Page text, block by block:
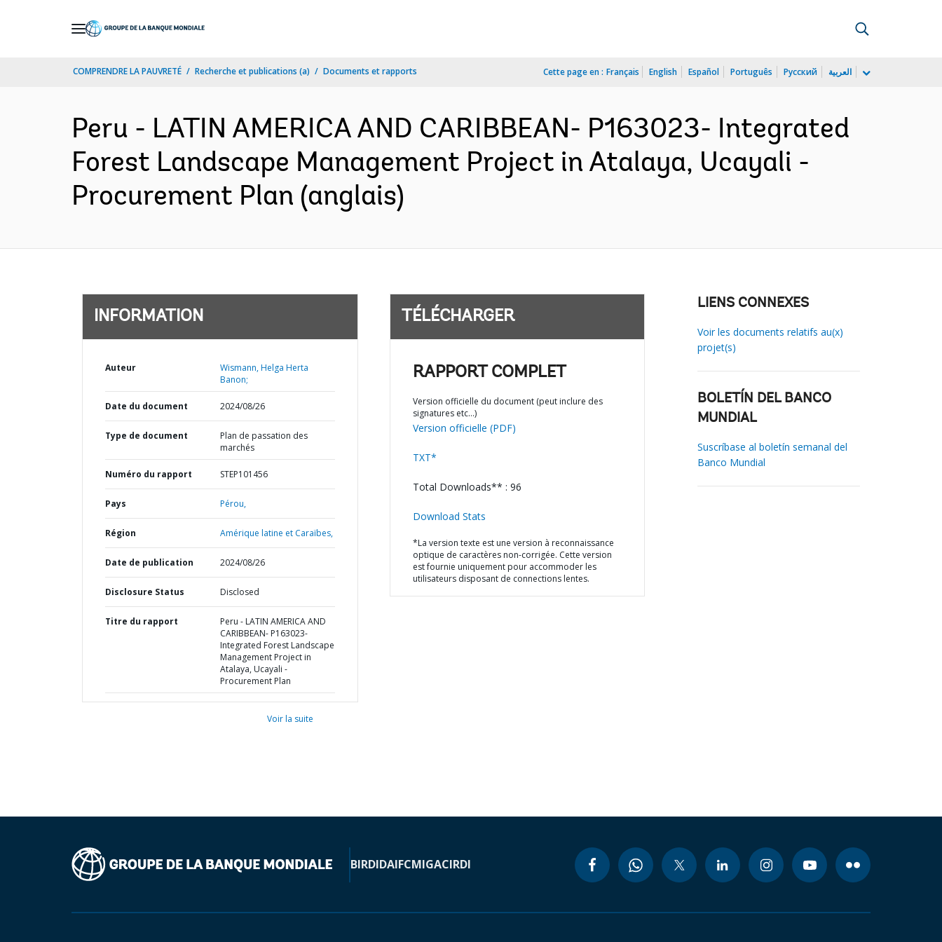
COMPRENDRE LA PAUVRETÉ Recherche et publications (a) Documents et rapports Cette page en : Français English Español Português Русский العربية
Peru - LATIN AMERICA AND CARIBBEAN- P163023- Integrated
Forest Landscape Management Project in Atalaya, Ucayali -
Procurement Plan (anglais)
INFORMATION
Auteur
Wismann, Helga Herta
Banon;
Date du document 2024/08/26
Type de document
Plan de passation des
marchés
Numéro du rapport STEP101456
Pays Pérou,
Région Amérique latine et Caraïbes,
Date de publication 2024/08/26
Disclosure Status Disclosed
Titre du rapport
Peru - LATIN AMERICA AND
CARIBBEAN- P163023-
Integrated Forest Landscape
Management Project in
Atalaya, Ucayali -
Procurement Plan
Voir la suite
TÉLÉCHARGER
RAPPORT COMPLET
Version officielle du document (peut inclure des
signatures etc…)
Version officielle (PDF)
TXT*
Total Downloads** : 96
Download Stats
*La version texte est une version à reconnaissance
optique de caractères non-corrigée. Cette version
est fournie uniquement pour accommoder les
utilisateurs disposant de connections lentes.
LIENS CONNEXES
Voir les documents relatifs au(x)
projet(s)
BOLETÍN DEL BANCO
MUNDIAL
Suscríbase al boletín semanal del
Banco Mundial
BIRDIDAIFCMIGACIRDI